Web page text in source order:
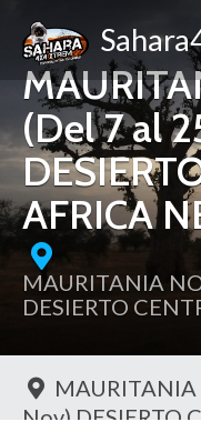
(Del 7 al
AFRICA
MAURITANIA
DESIERTO
Nov) DESIERTO